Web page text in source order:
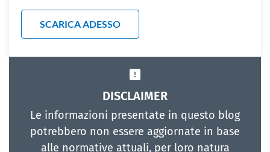
SCARICA ADESSO
DISCLAIMER
Le informazioni presentate in questo blog
potrebbero non essere aggiornate in base
alle normative attuali, per loro natura